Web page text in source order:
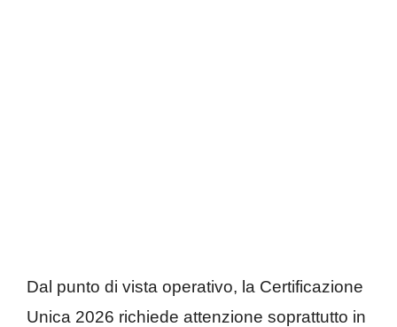
Dal punto di vista operativo, la Certificazione
Unica 2026 richiede attenzione soprattutto in